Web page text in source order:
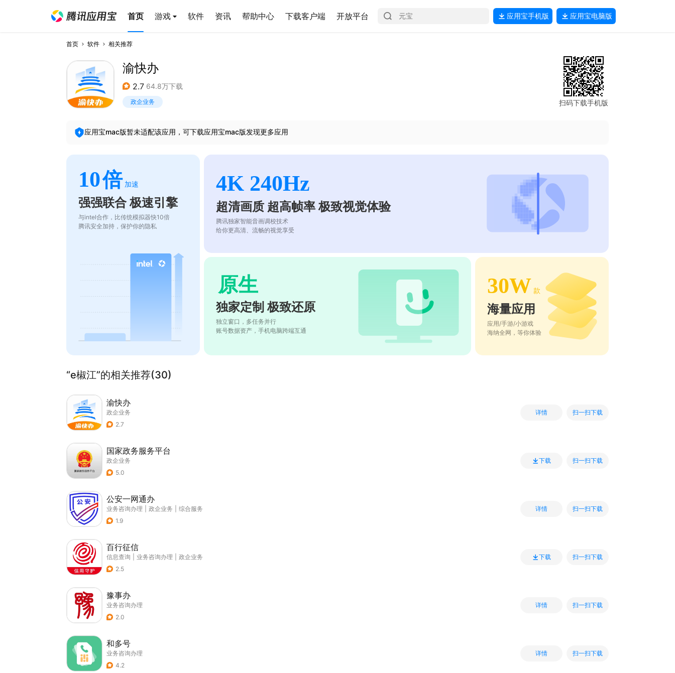
首页 游戏 软件 资讯 帮助中心 下载客户端 开放平台 应用宝手机版 应用宝电脑版
首页 软件 相关推荐
渝快办
2.7 64.8万下载
政企业务 扫码下载手机版
应用宝mac版暂未适配该应用，可下载应用宝mac版发现更多应用
10倍 加速
强强联合 极速引擎
与intel合作，比传统模拟器快10倍
腾讯安全加持，保护你的隐私
4K 240Hz
超清画质 超高帧率 极致视觉体验
腾讯独家智能音画调校技术
给你更高清、流畅的视觉享受
原生
独家定制 极致还原
独立窗口，多任务并行
账号数据资产，手机电脑跨端互通
30W 款
海量应用
应用/手游/小游戏
海纳全网，等你体验
“e椒江”的相关推荐(30)
渝快办
政企业务
2.7
详情 扫一扫下载
国家政务服务平台
政企业务
5.0
下载 扫一扫下载
公安一网通办
业务咨询办理 政企业务
综合服务
1.9
详情 扫一扫下载
百行征信
信息查询 业务咨询办理
政企业务
2.5
下载 扫一扫下载
豫事办
业务咨询办理
2.0
详情 扫一扫下载
和多号
业务咨询办理
4.2
详情 扫一扫下载